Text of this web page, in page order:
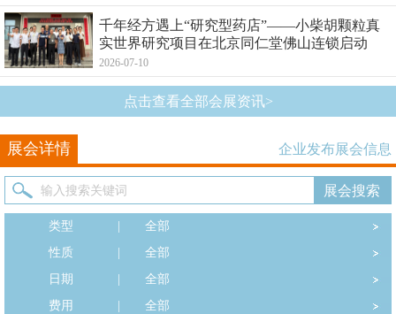
千年经方遇上“研究型药店”——小柴胡颗粒真
实世界研究项目在北京同仁堂佛山连锁启动
2026-07-10
点击查看全部会展资讯>
展会详情 企业发布展会信息
类型
全部
性质
全部
日期
全部
费用
全部